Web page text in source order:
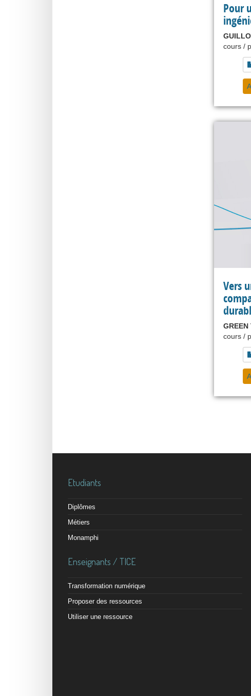
Pour
cours /
Vers
GREEN
cours /
Etudiants
Diplômes
Métiers
Monamphi
Enseignants / TICE
Transformation numérique
Proposer des ressources
Utiliser une ressource